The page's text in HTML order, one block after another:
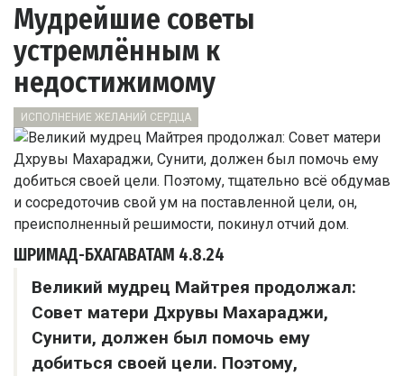
Мудрейшие советы
устремлённым к
недостижимому
ИСПОЛНЕНИЕ ЖЕЛАНИЙ СЕРДЦА
ШРИМАД-БХАГАВАТАМ 4.8.24
Великий мудрец Майтрея продолжал:
Совет матери Дхрувы Махараджи,
Сунити, должен был помочь ему
добиться своей цели. Поэтому,